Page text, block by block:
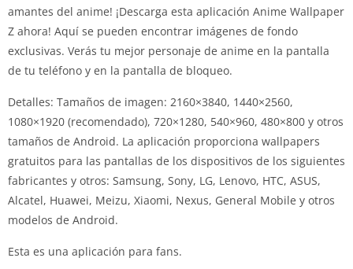
amantes del anime! ¡Descarga esta aplicación Anime Wallpaper
Z ahora! Aquí se pueden encontrar imágenes de fondo
exclusivas. Verás tu mejor personaje de anime en la pantalla
de tu teléfono y en la pantalla de bloqueo.
Detalles: Tamaños de imagen: 2160×3840, 1440×2560,
1080×1920 (recomendado), 720×1280, 540×960, 480×800 y otros
tamaños de Android. La aplicación proporciona wallpapers
gratuitos para las pantallas de los dispositivos de los siguientes
fabricantes y otros: Samsung, Sony, LG, Lenovo, HTC, ASUS,
Alcatel, Huawei, Meizu, Xiaomi, Nexus, General Mobile y otros
modelos de Android.
Esta es una aplicación para fans.